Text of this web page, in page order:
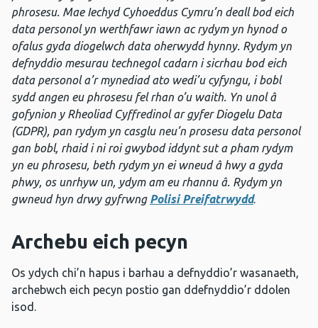
phrosesu. Mae Iechyd Cyhoeddus Cymru’n deall bod eich
data personol yn werthfawr iawn ac rydym yn hynod o
ofalus gyda diogelwch data oherwydd hynny. Rydym yn
defnyddio mesurau technegol cadarn i sicrhau bod eich
data personol a’r mynediad ato wedi’u cyfyngu, i bobl
sydd angen eu phrosesu fel rhan o’u waith. Yn unol â
gofynion y Rheoliad Cyffredinol ar gyfer Diogelu Data
(GDPR), pan rydym yn casglu neu’n prosesu data personol
gan bobl, rhaid i ni roi gwybod iddynt sut a pham rydym
yn eu phrosesu, beth rydym yn ei wneud â hwy a gyda
phwy, os unrhyw un, ydym am eu rhannu â. Rydym yn
gwneud hyn drwy gyfrwng Polisi Preifatrwydd.
Archebu eich pecyn
Os ydych chi’n hapus i barhau a defnyddio’r wasanaeth,
archebwch eich pecyn postio gan ddefnyddio’r ddolen
isod.